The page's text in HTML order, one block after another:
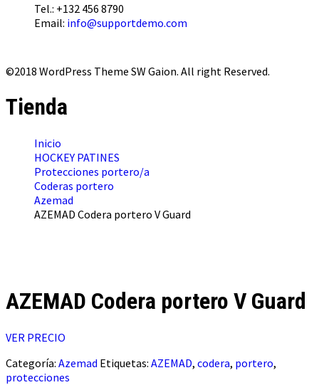
Tel.: +132 456 8790
Email: info@supportdemo.com
©2018 WordPress Theme SW Gaion. All right Reserved.
Tienda
Inicio
HOCKEY PATINES
Protecciones portero/a
Coderas portero
Azemad
AZEMAD Codera portero V Guard
AZEMAD Codera portero V Guard
VER PRECIO
Categoría: Azemad Etiquetas: AZEMAD, codera, portero,
protecciones